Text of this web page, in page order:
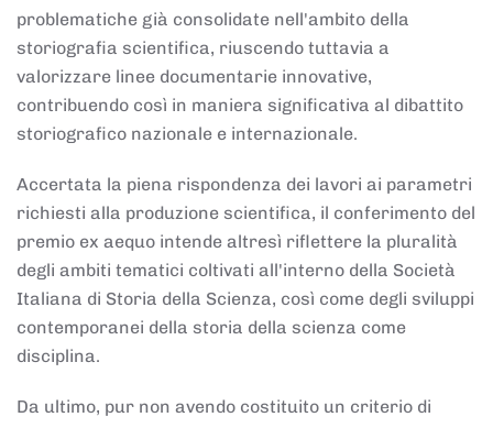
problematiche già consolidate nell'ambito della
storiografia scientifica, riuscendo tuttavia a
valorizzare linee documentarie innovative,
contribuendo così in maniera significativa al dibattito
storiografico nazionale e internazionale.
Accertata la piena rispondenza dei lavori ai parametri
richiesti alla produzione scientifica, il conferimento del
premio ex aequo intende altresì riflettere la pluralità
degli ambiti tematici coltivati all'interno della Società
Italiana di Storia della Scienza, così come degli sviluppi
contemporanei della storia della scienza come
disciplina.
Da ultimo, pur non avendo costituito un criterio di